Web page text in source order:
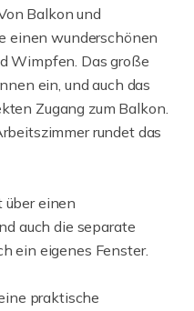
Balkon und
einen wunderschönen
Wimpfen. Das große
ein, und auch das
Zugang zum Balkon.
rundet das
über einen
auch die separate
ein eigenes Fenster.
praktische